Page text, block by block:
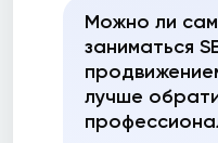
Можно ли
заниматься
лучше